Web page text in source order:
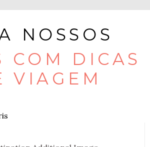
NOSSOS
COM DICAS
VIAGEM